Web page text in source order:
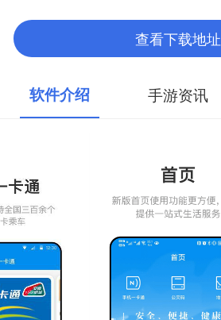
查看下载地址
软件介绍 手游资讯